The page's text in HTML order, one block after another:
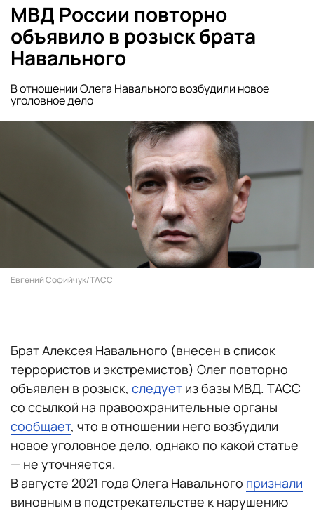
МВД России повторно
объявило в розыск брата
Навального
В отношении Олега Навального возбудили новое
уголовное дело
Евгений Софийчук/ТАСС
Брат Алексея Навального (внесен в список
террористов и экстремистов) Олег повторно
объявлен в розыск, следует из базы МВД. ТАСС
со ссылкой на правоохранительные органы
сообщает, что в отношении него возбудили
новое уголовное дело, однако по какой статье
— не уточняется.
В августе 2021 года Олега Навального признали
виновным в подстрекательстве к нарушению